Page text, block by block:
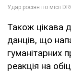
Також цікава
данців, що
гуманітарних
реакція на